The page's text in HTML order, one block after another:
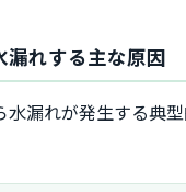
漏れする主な原因
水漏れが発生する典